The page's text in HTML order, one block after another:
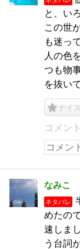
と、い
この世
も迷っ
人の色
つも物
を抜い
ナイス
コメン
なみこ
ネタバレ
めたの
速しま
う台詞